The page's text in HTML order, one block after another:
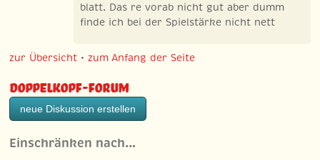
blatt. Das re vorab nicht gut aber dumm
finde ich bei der Spielstärke nicht nett
zur Übersicht •zum Anfang der Seite
Doppelkopf-Forum
neue Diskussion erstellen
Einschränken nach…